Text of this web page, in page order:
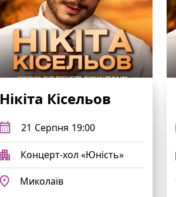
Нікіта Кісельов
21 Серпня 19:00
Концерт-хол «Юність»
Миколаїв